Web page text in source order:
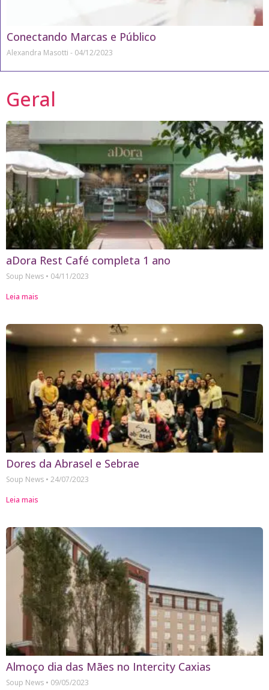
Conectando Marcas e Público
Alexandra Masotti 04/12/2023
Geral
aDora Rest Café completa 1 ano
Soup News
04/11/2023
Leia mais
Dores da Abrasel e Sebrae
Soup News
24/07/2023
Leia mais
Almoço dia das Mães no Intercity Caxias
Soup News
09/05/2023